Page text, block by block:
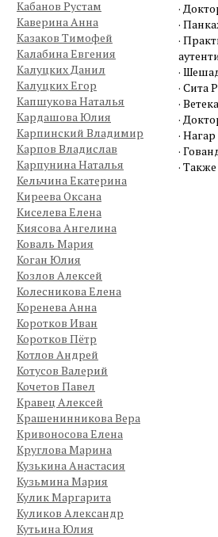
Кабанов Рустам
Каверина Анна
Казаков Тимофей
Калабина Евгения
Калуцких Данил
Калуцких Егор
Капшукова Наталья
Кардашова Юлия
Карпинский Владимир
Карпов Владислав
Карпунина Наталья
Кельчина Екатерина
Киреева Оксана
Киселева Елена
Киясова Ангелина
Коваль Мария
Коган Юлия
Козлов Алексей
Колесникова Елена
Коренева Анна
Коротков Иван
Коротков Пётр
Котлов Андрей
Котусов Валерий
Кочетов Павел
Кравец Алексей
Крашенинникова Вера
Кривоносова Елена
Круглова Марина
Кузькина Анастасия
Кузьмина Мария
Кулик Маргарита
Куликов Александр
Кутьина Юлия
·
·
·
·
· Сита
·
·
·
·
·